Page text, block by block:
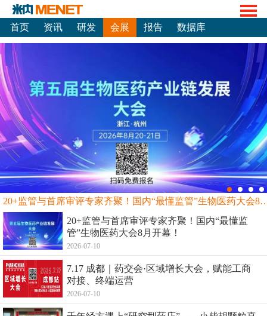
首页 资讯 研发 会展 报告 数据库
20+监管与首席审评专家齐聚！国内“最
20+监管与首席审评专家齐聚！国内“最懂监
管”生物医药大会8月开幕！
2026-07-10
7.17 成都｜药交会·区域增长大会，赋能工商
对接、终端运营
2026-07-10